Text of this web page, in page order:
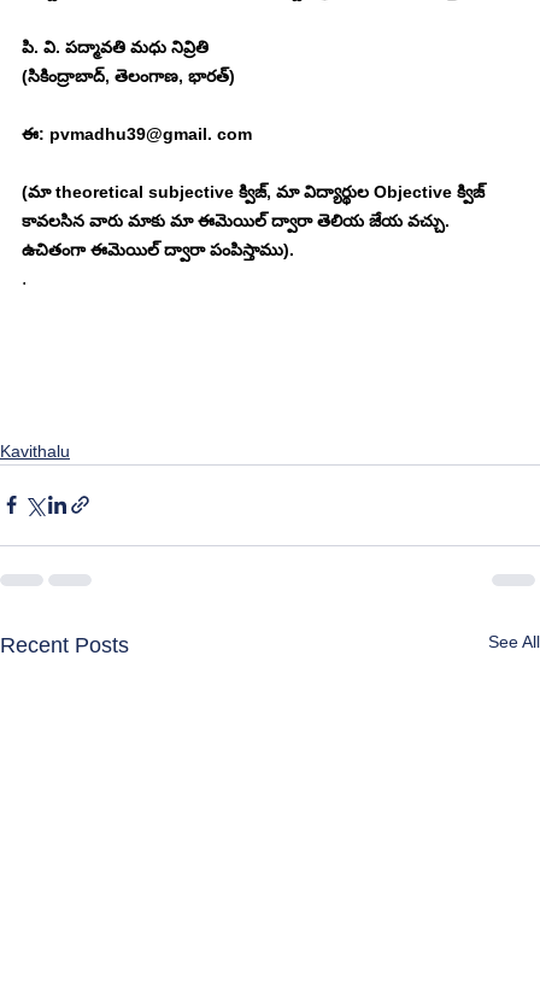
పి. వి. పద్మావతి మధు నివ్రితి
(సికింద్రాబాద్, తెలంగాణ, భారత్)
ఈ: pvmadhu39@gmail. com
(మా theoretical subjective క్విజ్, మా విద్యార్థుల Objective క్విజ్
కావలసిన వారు మాకు మా ఈమెయిల్ ద్వారా తెలియ జేయ వచ్చు.
ఉచితంగా ఈమెయిల్ ద్వారా పంపిస్తాము).
.
Kavithalu
Recent Posts See All